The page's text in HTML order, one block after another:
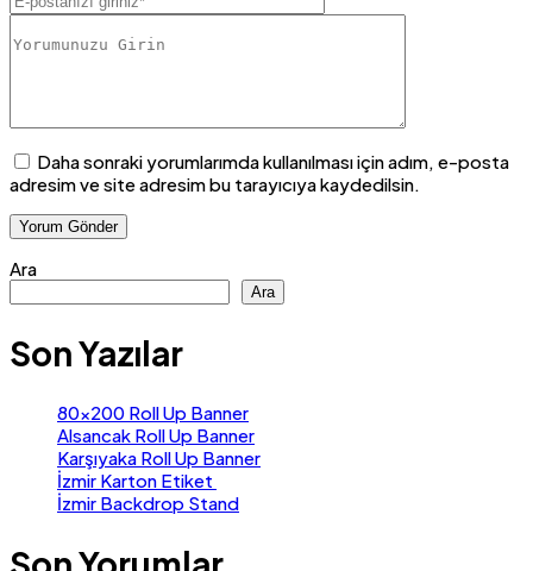
Daha sonraki yorumlarımda kullanılması için adım, e-posta
adresim ve site adresim bu tarayıcıya kaydedilsin.
Ara
Ara
Son Yazılar
80×200 Roll Up Banner
Alsancak Roll Up Banner
Karşıyaka Roll Up Banner
İzmir Karton Etiket
İzmir Backdrop Stand